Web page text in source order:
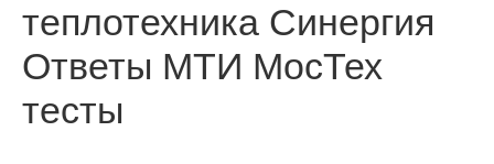
теплотехника Синергия
Ответы МТИ МосТех
тесты